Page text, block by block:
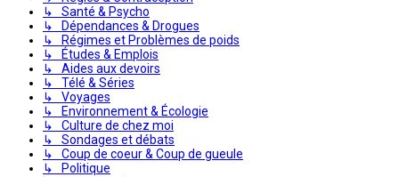
↳ Santé & Psycho
↳ Dépendances & Drogues
↳ Régimes et Problèmes de poids
↳ Études & Emplois
↳ Aides aux devoirs
↳ Télé & Séries
↳ Voyages
↳ Environnement & Écologie
↳ Culture de chez moi
↳ Sondages et débats
↳ Coup de coeur & Coup de gueule
↳ Politique